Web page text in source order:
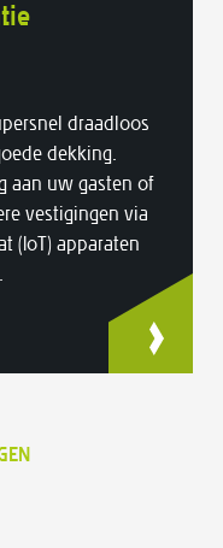
draadloos
dekking.
aan uw gasten of
vestigingen via
(IoT) apparaten